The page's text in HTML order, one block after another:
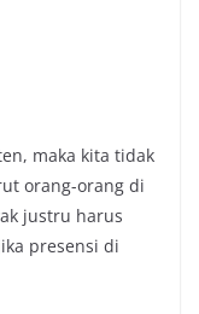
maka kita tidak
orang-orang di
justru harus
presensi di